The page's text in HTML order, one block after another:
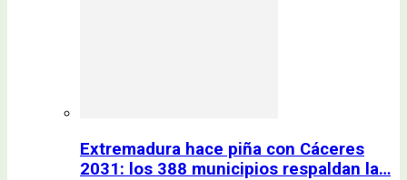
Extremadura hace piña con Cáceres
2031: los 388 municipios respaldan la…